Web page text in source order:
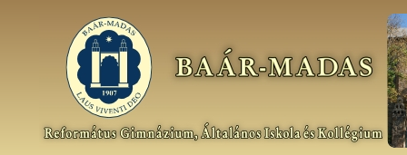
Baár–
Madas
Református
Gimnázium,
Általános